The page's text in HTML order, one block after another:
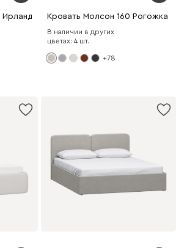
Кровать Молсон 160 Рогожка
В наличии в других
цветах: 4 шт.
+78